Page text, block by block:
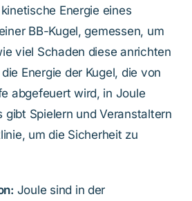
Energie eines
BB-Kugel, gemessen, um
viel Schaden diese anrichten
Energie der Kugel, die von
abgefeuert wird, in Joule
gibt Spielern und Veranstaltern
um die Sicherheit zu
Joule sind in der